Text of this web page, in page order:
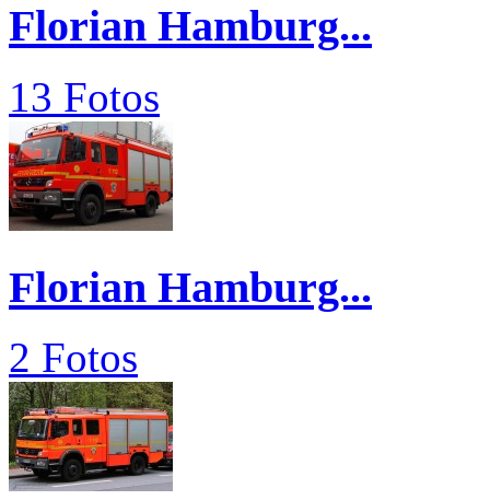
Florian Hamburg...
13 Fotos
Florian Hamburg...
2 Fotos